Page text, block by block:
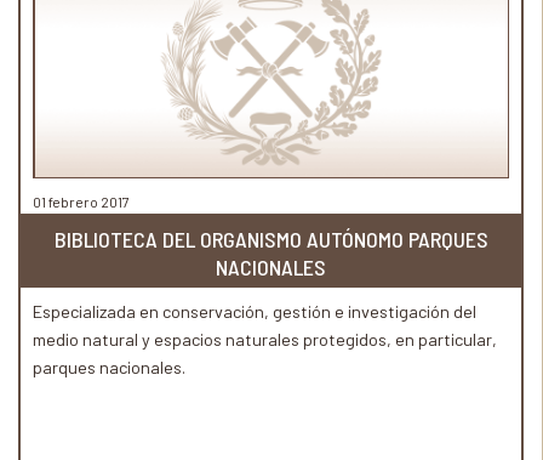
01 febrero 2017
BIBLIOTECA DEL ORGANISMO AUTÓNOMO PARQUES
NACIONALES
Especializada en conservación, gestión e investigación del
medio natural y espacios naturales protegidos, en particular,
parques nacionales.